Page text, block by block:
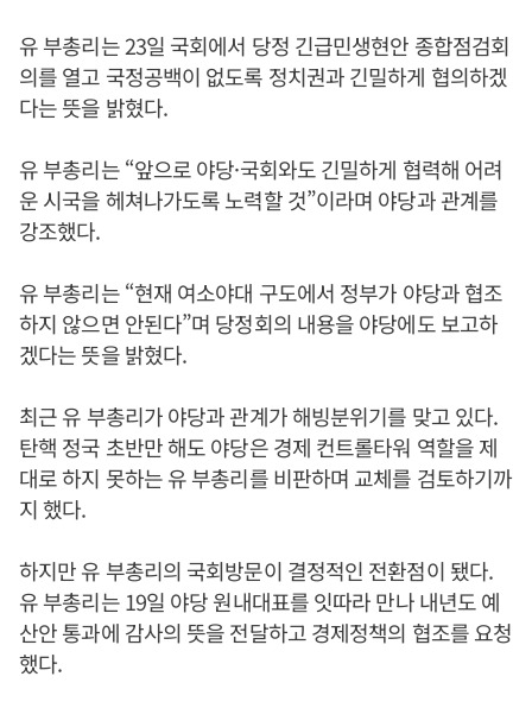
유 부총리는 23일 국회에서 당정 긴급민생현안 종합점검회
의를 열고 국정공백이 없도록 정치권과 긴밀하게 협의하겠
다는 뜻을 밝혔다.
유 부총리는 “앞으로 야당·국회와도 긴밀하게 협력해 어려
운 시국을 헤쳐나가도록 노력할 것”이라며 야당과 관계를
강조했다.
유 부총리는 “현재 여소야대 구도에서 정부가 야당과 협조
하지 않으면 안된다”며 당정회의 내용을 야당에도 보고하
겠다는 뜻을 밝혔다.
최근 유 부총리가 야당과 관계가 해빙분위기를 맞고 있다.
탄핵 정국 초반만 해도 야당은 경제 컨트롤타워 역할을 제
대로 하지 못하는 유 부총리를 비판하며 교체를 검토하기까
지 했다.
하지만 유 부총리의 국회방문이 결정적인 전환점이 됐다.
유 부총리는 19일 야당 원내대표를 잇따라 만나 내년도 예
산안 통과에 감사의 뜻을 전달하고 경제정책의 협조를 요청
했다.